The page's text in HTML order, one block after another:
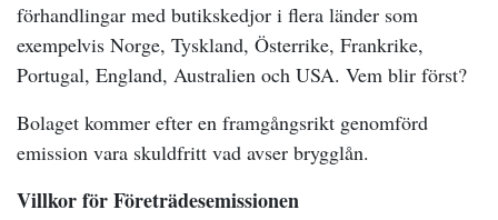
förhandlingar med butikskedjor i flera länder som
exempelvis Norge, Tyskland, Österrike, Frankrike,
Portugal, England, Australien och USA. Vem blir först?
Bolaget kommer efter en framgångsrikt genomförd
emission vara skuldfritt vad avser brygglån.
Villkor för Företrädesemissionen